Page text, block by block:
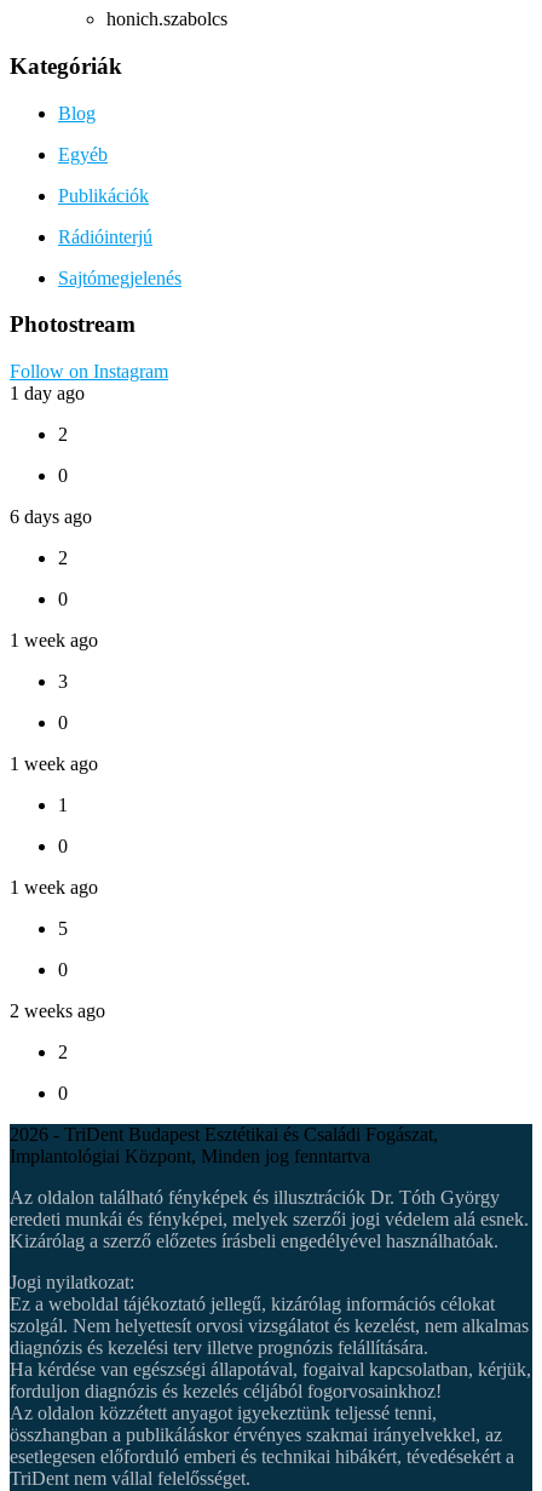
honich.szabolcs
Kategóriák
Blog
Egyéb
Publikációk
Rádióinterjú
Sajtómegjelenés
Photostream
Follow on Instagram
1 day ago
2
0
6 days ago
2
0
1 week ago
3
0
1 week ago
1
0
1 week ago
5
0
2 weeks ago
2
0
2026 - TriDent Budapest Esztétikai és Családi Fogászat,
Implantológiai Központ, Minden jog fenntartva
Az oldalon található fényképek és illusztrációk Dr. Tóth György
eredeti munkái és fényképei, melyek szerzői jogi védelem alá esnek.
Kizárólag a szerző előzetes írásbeli engedélyével használhatóak.
Jogi nyilatkozat:
Ez a weboldal tájékoztató jellegű, kizárólag információs célokat
szolgál. Nem helyettesít orvosi vizsgálatot és kezelést, nem alkalmas
diagnózis és kezelési terv illetve prognózis felállítására.
Ha kérdése van egészségi állapotával, fogaival kapcsolatban, kérjük,
forduljon diagnózis és kezelés céljából fogorvosainkhoz!
Az oldalon közzétett anyagot igyekeztünk teljessé tenni,
összhangban a publikáláskor érvényes szakmai irányelvekkel, az
esetlegesen előforduló emberi és technikai hibákért, tévedésekért a
TriDent nem vállal felelősséget.